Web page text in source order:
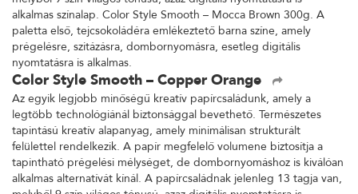
alkalmas színalap. Color Style Smooth – Mocca Brown 300g. A
paletta első, tejcsokoládéra emlékeztető barna színe, amely
prégelésre, szitázásra, dombornyomásra, esetleg digitális
nyomtatásra is alkalmas.
Color Style Smooth – Copper Orange
Az egyik legjobb minőségű kreatív papírcsaládunk, amely a
legtöbb technológiánál biztonsággal bevethető. Természetes
tapintású kreatív alapanyag, amely minimálisan strukturált
felülettel rendelkezik. A papír megfelelő volumene biztosítja a
tapintható prégelési mélységet, de dombornyomáshoz is kiválóan
alkalmas alternatívát kínál. A papírcsaládnak jelenleg 13 tagja van,